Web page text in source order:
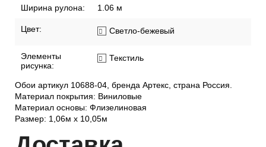
Ширина рулона: 1.06 м
Цвет: Светло-бежевый
Элементы
рисунка:
Текстиль
Обои артикул 10688-04, бренда Артекс, страна Россия.
Материал покрытия: Виниловые
Материал основы: Флизелиновая
Размер: 1,06м х 10,05м